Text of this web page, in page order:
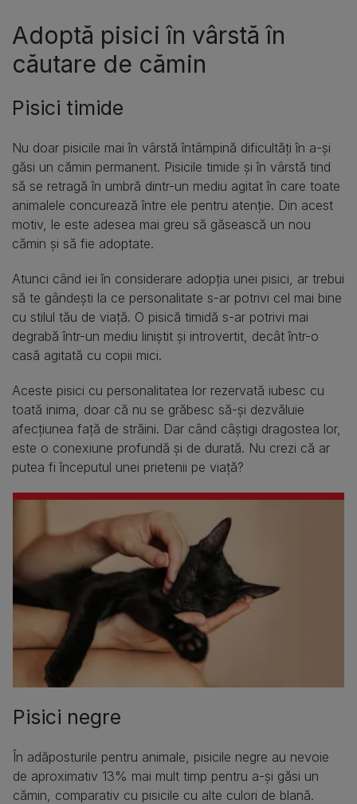
Adoptă pisici în vârstă în
căutare de cămin
Pisici timide
Nu doar pisicile mai în vârstă întâmpină dificultăți în a-și
găsi un cămin permanent. Pisicile timide și în vârstă tind
să se retragă în umbră dintr-un mediu agitat în care toate
animalele concurează între ele pentru atenție. Din acest
motiv, le este adesea mai greu să găsească un nou
cămin și să fie adoptate.
Atunci când iei în considerare adopția unei pisici, ar trebui
să te gândești la ce personalitate s-ar potrivi cel mai bine
cu stilul tău de viață. O pisică timidă s-ar potrivi mai
degrabă într-un mediu liniștit și introvertit, decât într-o
casă agitată cu copii mici.
Aceste pisici cu personalitatea lor rezervată iubesc cu
toată inima, doar că nu se grăbesc să-și dezvăluie
afecțiunea față de străini. Dar când câștigi dragostea lor,
este o conexiune profundă și de durată. Nu crezi că ar
putea fi începutul unei prietenii pe viață?
Pisici negre
În adăposturile pentru animale, pisicile negre au nevoie
de aproximativ 13% mai mult timp pentru a-și găsi un
cămin, comparativ cu pisicile cu alte culori de blană.